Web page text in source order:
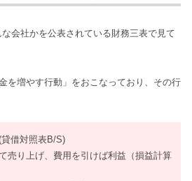
会社かを公表されている財務三表で見て
を増やす行動」をおこなっており、その行
貸借対照表B/S)
売り上げ、費用を引けば利益（損益計算